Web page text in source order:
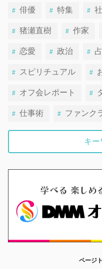
俳優 特集
猪瀬直樹 作家
恋愛 政治
スピリチュアル
オフ会レポート
仕事術 ファンク
キー
ページ